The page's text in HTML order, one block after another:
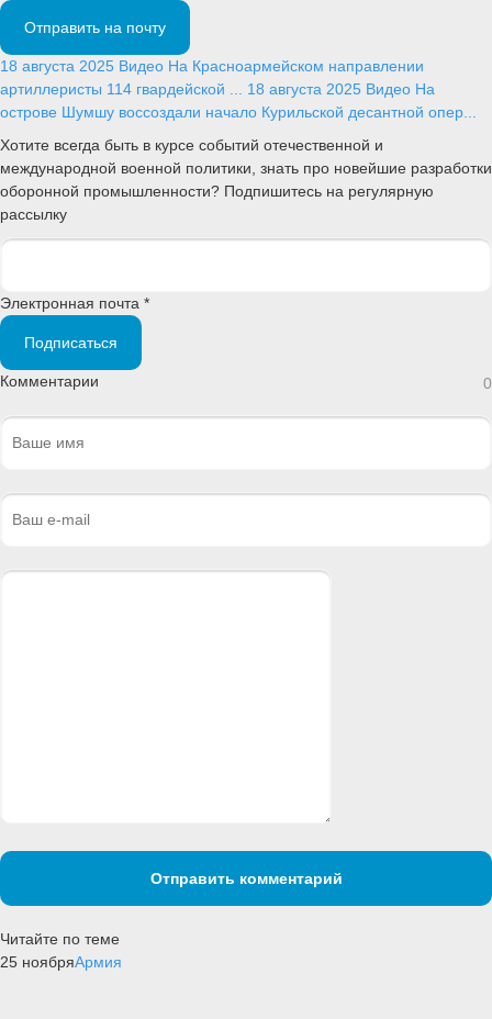
Отправить на почту
18 августа 2025 Видео На Красноармейском направлении
артиллеристы 114 гвардейской ... 18 августа 2025 Видео На
острове Шумшу воссоздали начало Курильской десантной опер...
Хотите всегда быть в курсе событий отечественной и
международной военной политики, знать про новейшие разработки
оборонной промышленности? Подпишитесь на регулярную
рассылку
Электронная почта *
Подписаться
Комментарии 0
Отправить комментарий
Читайте по теме
25 ноябряАрмия